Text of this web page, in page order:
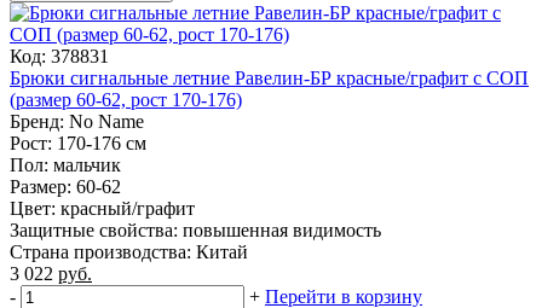
Код: 378831
Брюки сигнальные летние Равелин-БР красные/графит с СОП
(размер 60-62, рост 170-176)
Бренд: No Name
Рост: 170-176 см
Пол: мальчик
Размер: 60-62
Цвет: красный/графит
Защитные свойства: повышенная видимость
Страна производства: Китай
3 022 руб.
-
+ Перейти в корзину